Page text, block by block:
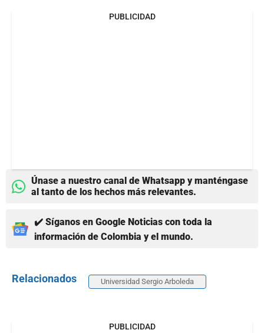
PUBLICIDAD
Únase a nuestro canal de Whatsapp y manténgase
al tanto de los hechos más relevantes.
✔️ Síganos en Google Noticias con toda la
información de Colombia y el mundo.
Relacionados Universidad Sergio Arboleda
PUBLICIDAD